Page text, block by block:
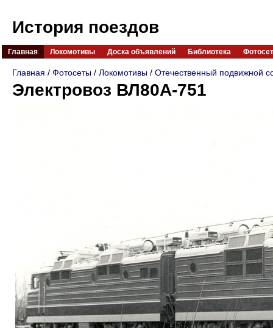
История поездов
Главная Локомотивы Доска объявлений Библиотека
Главная / Фотосеты / Локомотивы / Отечественный подвижной
Электровоз ВЛ80А-751